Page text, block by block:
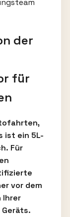
der
für
ist ein 5L-
Für
vor dem
Ihrer